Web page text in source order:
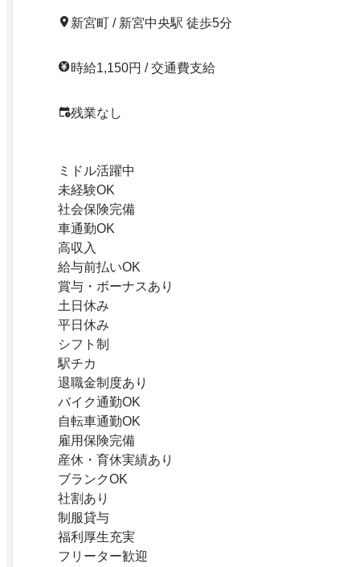
新宮町 / 新宮中央駅 徒歩5分
時給1,150円 / 交通費支給
残業なし
ミドル活躍中
未経験OK
社会保険完備
車通勤OK
高収入
給与前払いOK
賞与・ボーナスあり
土日休み
平日休み
シフト制
駅チカ
退職金制度あり
バイク通勤OK
自転車通勤OK
雇用保険完備
産休・育休実績あり
ブランクOK
社割あり
制服貸与
福利厚生充実
フリーター歓迎